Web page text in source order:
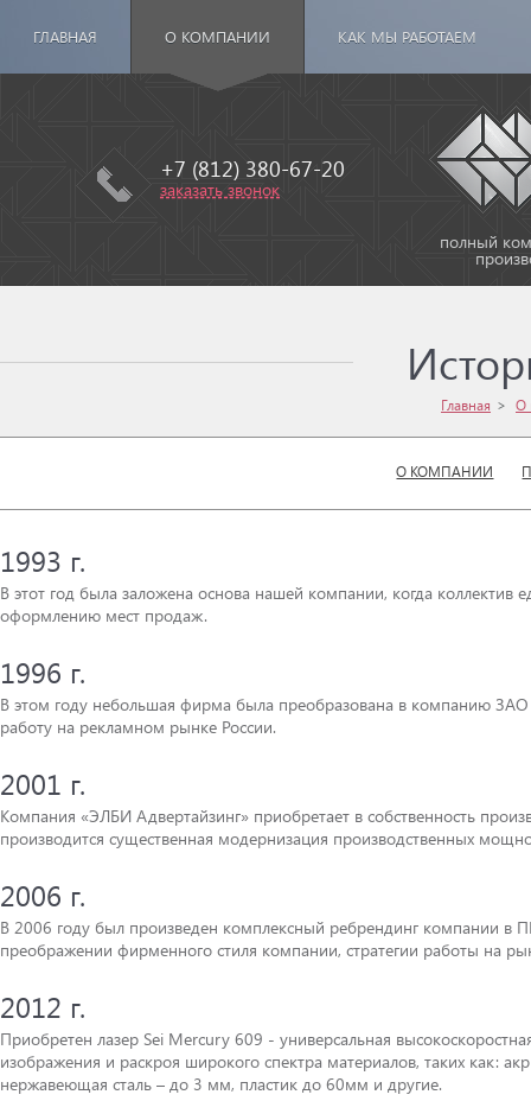
ГЛАВНАЯ О КОМПАНИИ КАК МЫ РАБОТАЕМ
+7 (812) 380-67-20
заказать звонок
полный
Главная О
О КОМПАНИИ
1993 г.
В этот год была заложена основа нашей компании, когда
оформлению мест продаж.
1996 г.
В этом году небольшая фирма была преобразована в компанию
работу на рекламном рынке России.
2001 г.
Компания «ЭЛБИ Адвертайзинг» приобретает в собственность
производится существенная модернизация производственных
2006 г.
В 2006 году был произведен комплексный ребрендинг компании в
преображении фирменного стиля компании, стратегии работы на
2012 г.
Приобретен лазер Sei Mercury 609 - универсальная
изображения и раскроя широкого спектра материалов, таких как:
нержавеющая сталь – до 3 мм, пластик до 60мм и другие.